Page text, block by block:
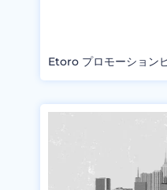
Etoro プロモーション